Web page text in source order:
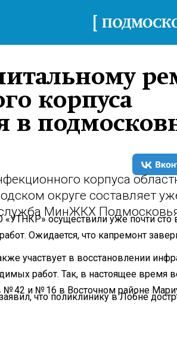
корпуса
в
корпуса
округе составляет
служба МинЖКХ
«УТНКР» осуществили уже почти
Ожидается, что капремонт
участвует в восстановлении
работ. Так, в настоящее время
№ 42 и № 16 в Восточном районе
что поликлинику в Лобне